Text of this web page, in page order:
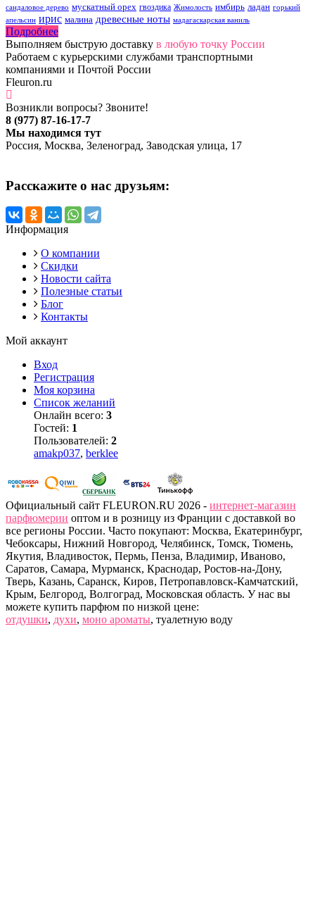
сандаловое дерево мускатный орех гвоздика Жимолость имбирь ладан горький
апельсин ирис малина древесные ноты мадагаскарская ваниль
Подробнее
Выполняем быструю доставку в любую точку России
Работаем с курьерскими службами транспортными
компаниями и Почтой России
Fleuron.ru
Возникли вопросы? Звоните!
8 (977) 87-16-17-7
Мы находимся тут
Россия, Москва, Зеленоград, Заводская улица, 17
Расскажите о нас друзьям:
Информация
О компании
Скидки
Новости сайта
Полезные статьи
Блог
Контакты
Мой аккаунт
Вход
Регистрация
Моя корзина
Список желаний
Онлайн всего: 3
Гостей: 1
Пользователей: 2
amakp037, berklee
Официальный сайт FLEURON.RU 2026 - интернет-магазин
парфюмерии оптом и в розницу из Франции с доставкой во
все регионы России. Часто покупают: Москва, Екатеринбург,
Чебоксары, Нижний Новгород, Челябинск, Томск, Тюмень,
Якутия, Владивосток, Пермь, Пенза, Владимир, Иваново,
Саратов, Самара, Мурманск, Краснодар, Ростов-на-Дону,
Тверь, Казань, Саранск, Киров, Петропавловск-Камчатский,
Крым, Белгород, Волгоград, Московская область. У нас вы
можете купить парфюм по низкой цене:
отдушки, духи, моно ароматы, туалетную воду